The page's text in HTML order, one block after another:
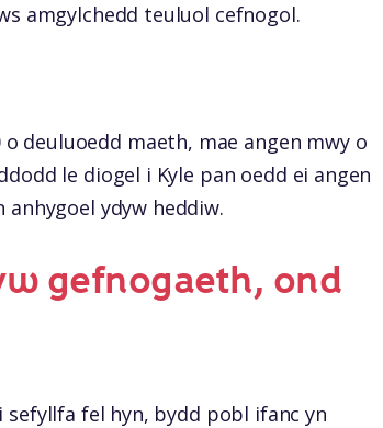
amgylchedd teuluol cefnogol.
deuluoedd maeth, mae angen mwy o
le diogel i Kyle pan oedd ei angen
ydyw heddiw.
gefnogaeth, ond
i sefyllfa fel hyn, bydd pobl ifanc yn